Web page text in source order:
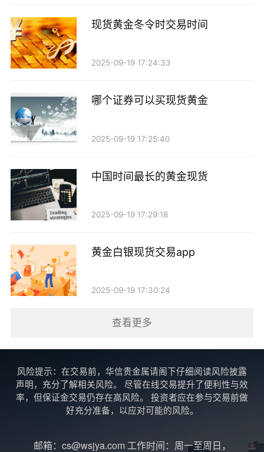
回调至重要支撑位时，往往会吸引买盘入场，推动金价
反弹。而在当前市场环境下，金价在某些关键技术水平
上出现企稳，进一步刺激了市场的买入情绪。
诸多不确定性。首先，全球经济复苏的步伐尚未完全确
定，尤其是在新冠疫情的影响依然存在的情况下，各国
经济的复苏情况各不相同，这可能会导致黄金需求的波
动。其次，若美联储决定加快缩减购债规模或加息步
伐，可能会对黄金产生负面影响，使得金价承压。
此外，市场情绪的变化也是黄金价格波动的重要因
更多关注，从而导致对黄金的需求减弱。近期股市的表
现相对强劲，部分投资者可能从黄金市场转向股票市
场，这对金价形成一定的压力。
综上所述，现货黄金在近期的震荡微涨背后，蕴含
响着黄金的价格走势。展望未来，投资者需要密切关注
全球经济形势、货币政策动向及市场情绪的变化，以便
现货黄金冬令时交易时间
2025-09-19 17:24:33
哪个证券可以买现货黄金
2025-09-19 17:25:40
中国时间最长的黄金现货
2025-09-19 17:29:18
黄金白银现货交易app
2025-09-19 17:30:24
查看更多
风险提示：在交易前，华信贵金属请阁下仔细阅读风险披露
声明，充分了解相关风险。 尽管在线交易提升了便利性与效
率，但保证金交易仍存在高风险。 投资者应在参与交易前做
好充分准备，以应对可能的风险。
邮箱：cs@wsjya.com 工作时间：周一至周日，